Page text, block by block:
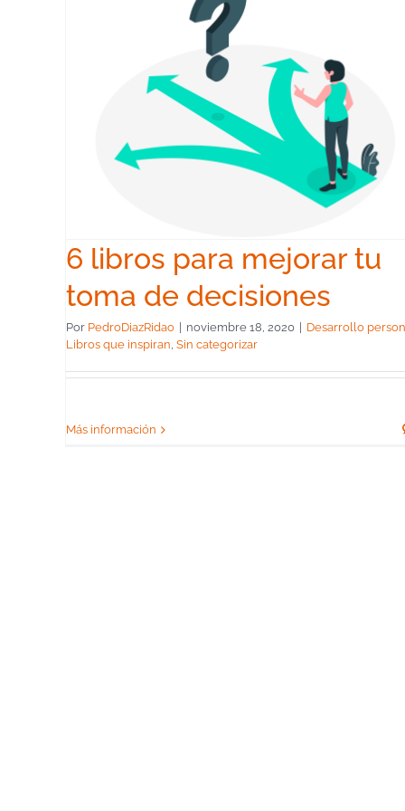
6 libros para mejorar tu
toma de decisiones
Por PedroDiazRidao noviembre 18, 2020
Desarrollo
Libros que inspiran, Sin categorizar
Más información